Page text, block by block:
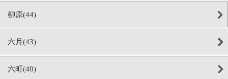
柳原(44)
六月(43)
六町(40)